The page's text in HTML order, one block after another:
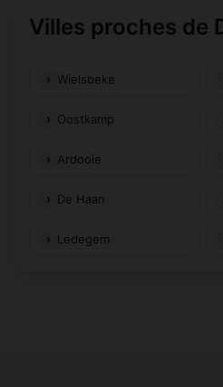
Villes proches de
Wielsbeke
Oostkamp
Ardooie
De Haan
Ledegem